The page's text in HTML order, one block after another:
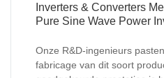
Inverters & Converters
Pure Sine Wave Power
Onze R&D-ingenieurs
fabricage van dit soort